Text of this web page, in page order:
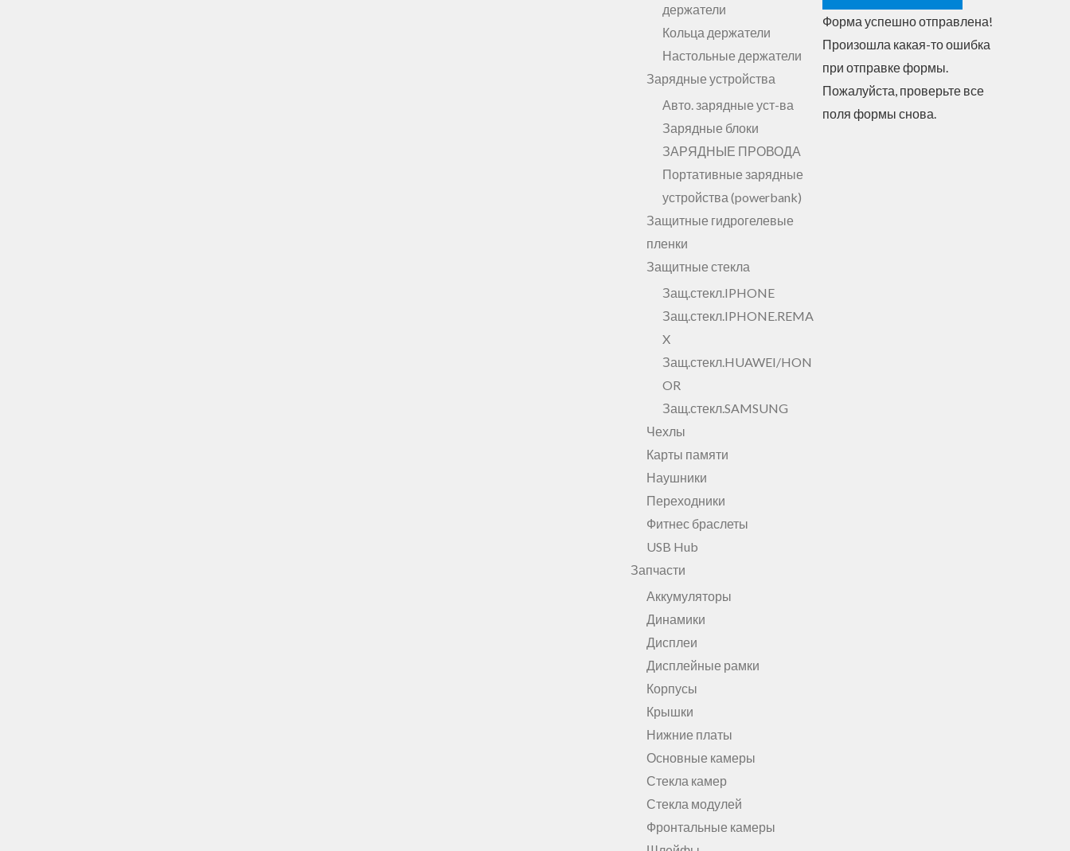
держатели
Кольца держатели
Настольные держатели
Зарядные устройства
Авто. зарядные уст-ва
Зарядные блоки
ЗАРЯДНЫЕ ПРОВОДА
Портативные зарядные
устройства (powerbank)
Защитные гидрогелевые
пленки
Защитные стекла
Защ.стекл.IPHONE
Защ.стекл.IPHONE.REMA
X
Защ.стекл.HUAWEI/HON
OR
Защ.стекл.SAMSUNG
Чехлы
Карты памяти
Наушники
Переходники
Фитнес браслеты
USB Hub
Запчасти
Аккумуляторы
Динамики
Дисплеи
Дисплейные рамки
Корпусы
Крышки
Нижние платы
Основные камеры
Стекла камер
Стекла модулей
Фронтальные камеры
Форма успешно отправлена!
Произошла какая-то ошибка
при отправке формы.
Пожалуйста, проверьте все
поля формы снова.